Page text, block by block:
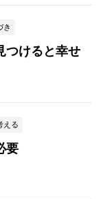
き
つけると幸せ
える
要